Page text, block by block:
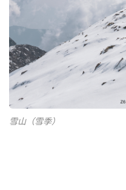
雪山（雪季）